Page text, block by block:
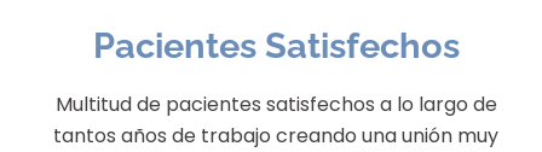
Pacientes Satisfechos
Multitud de pacientes satisfechos a lo largo de
tantos años de trabajo creando una unión muy